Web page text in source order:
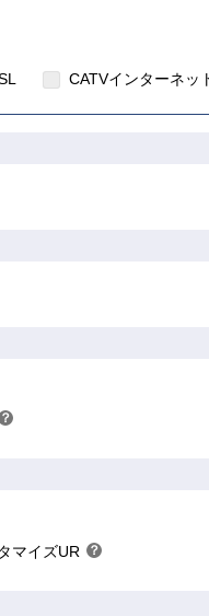
CATVインターネッ
？
マイズUR ？